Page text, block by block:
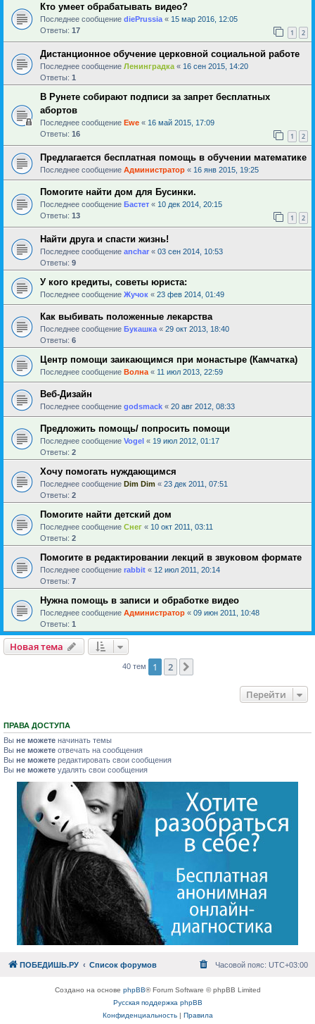
Кто умеет обрабатывать видео?
Последнее сообщение diePrussia « 15 мар 2016, 12:05
Ответы: 17 1 2
Дистанционное обучение церковной социальной работе
Последнее сообщение Ленинградка « 16 сен 2015, 14:20
Ответы: 1
В Рунете собирают подписи за запрет бесплатных
абортов
Последнее сообщение Ewe « 16 май 2015, 17:09
Ответы: 16 1 2
Предлагается бесплатная помощь в обучении математике
Последнее сообщение Администратор « 16 янв 2015, 19:25
Помогите найти дом для Бусинки.
Последнее сообщение Бастет « 10 дек 2014, 20:15
Ответы: 13 1 2
Найти друга и спасти жизнь!
Последнее сообщение anchar « 03 сен 2014, 10:53
Ответы: 9
У кого кредиты, советы юриста:
Последнее сообщение Жучок « 23 фев 2014, 01:49
Как выбивать положенные лекарства
Последнее сообщение Букашка « 29 окт 2013, 18:40
Ответы: 6
Центр помощи заикающимся при монастыре (Камчатка)
Последнее сообщение Волна « 11 июл 2013, 22:59
Веб-Дизайн
Последнее сообщение godsmack « 20 авг 2012, 08:33
Предложить помощь/ попросить помощи
Последнее сообщение Vogel « 19 июл 2012, 01:17
Ответы: 2
Хочу помогать нуждающимся
Последнее сообщение Dim Dim « 23 дек 2011, 07:51
Ответы: 2
Помогите найти детский дом
Последнее сообщение Снег « 10 окт 2011, 03:11
Ответы: 2
Помогите в редактировании лекций в звуковом формате
Последнее сообщение rabbit « 12 июл 2011, 20:14
Ответы: 7
Нужна помощь в записи и обработке видео
Последнее сообщение Администратор « 09 июн 2011, 10:48
Ответы: 1
Новая тема
40 тем 1 2
Перейти
ПРАВА ДОСТУПА
Вы не можете начинать темы
Вы не можете отвечать на сообщения
Вы не можете редактировать свои сообщения
Вы не можете удалять свои сообщения
ПОБЕДИШЬ.РУ Список форумов Часовой пояс: UTC+03:00
Создано на основе phpBB® Forum Software © phpBB Limited
Русская поддержка phpBB
Конфиденциальность| Правила